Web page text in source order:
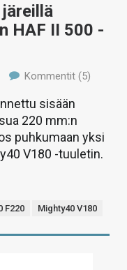
HAF II 500 -
Kommentit (5)
sisään
220 mm:n
puhkumaan yksi
V180 -tuuletin.
F220 Mighty40 V180